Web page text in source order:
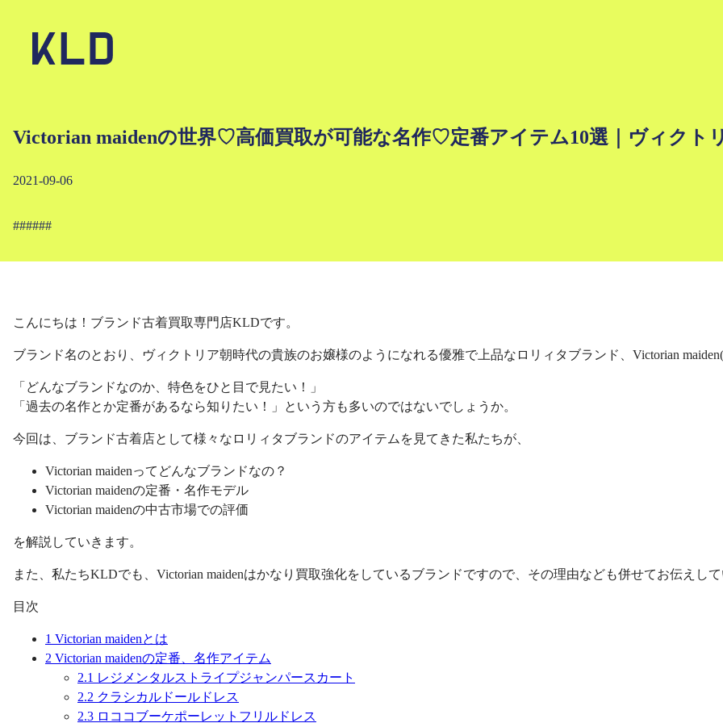
Victorian maidenの世界♡高価買取が可能な名作♡定番アイテム10選｜ヴィクト
2021-09-06
######
こんにちは！ブランド古着買取専門店KLDです。
ブランド名のとおり、ヴィクトリア朝時代の貴族のお嬢様のようになれる優雅で上品なロリィタブランド、Victorian
「どんなブランドなのか、特色をひと目で見たい！」
「過去の名作とか定番があるなら知りたい！」という方も多いのではないでしょうか。
今回は、ブランド古着店として様々なロリィタブランドのアイテムを見てきた私たちが、
Victorian maidenってどんなブランドなの？
Victorian maidenの定番・名作モデル
Victorian maidenの中古市場での評価
を解説していきます。
また、私たちKLDでも、Victorian maidenはかなり買取強化をしているブランドですので、その理由なども併せてお伝えして
目次
1 Victorian maidenとは
2 Victorian maidenの定番、名作アイテム
2.1 レジメンタルストライプジャンパースカート
2.2 クラシカルドールドレス
2.3 ロココブーケポーレットフリルドレス